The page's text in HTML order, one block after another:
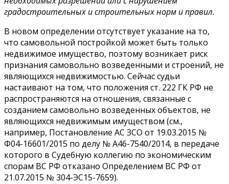
градостроительных и строительных норм и правил.
В новом определении отсутствует указание на то,
что самовольной постройкой может быть только
недвижимое имущество, поэтому возникает риск
признания самовольно возведенными и строений, не
являющихся недвижимостью. Сейчас судьи
настаивают на том, что положения ст. 222 ГК РФ не
распространяются на отношения, связанные с
созданием самовольно возведенных объектов, не
являющихся недвижимым имуществом (см.,
например, Постановление АС ЗСО от 19.03.2015 №
Ф04-16601/2015 по делу № А46-7540/2014, в передаче
которого в Судебную коллегию по экономическим
спорам ВС РФ отказано Определением ВС РФ от
21.07.2015 № 304-ЭС15-7659).